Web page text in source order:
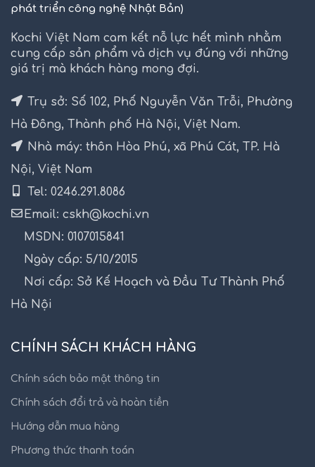
phát triển công nghệ Nhật Bản)
Kochi Việt Nam cam kết nỗ lực hết mình nhằm
cung cấp sản phẩm và dịch vụ đúng với những
giá trị mà khách hàng mong đợi.
Trụ sở: Số 102, Phố Nguyễn Văn Trỗi, Phường
Hà Đông, Thành phố Hà Nội, Việt Nam.
Nhà máy: thôn Hòa Phú, xã Phú Cát, TP. Hà
Nội, Việt Nam
Tel: 0246.291.8086
Email: cskh@kochi.vn
MSDN: 0107015841
Ngày cấp: 5/10/2015
Nơi cấp: Sở Kế Hoạch và Đầu Tư Thành Phố
Hà Nội
CHÍNH SÁCH KHÁCH HÀNG
Chính sách bảo mật thông tin
Chính sách đổi trả và hoàn tiền
Hướng dẫn mua hàng
Phương thức thanh toán